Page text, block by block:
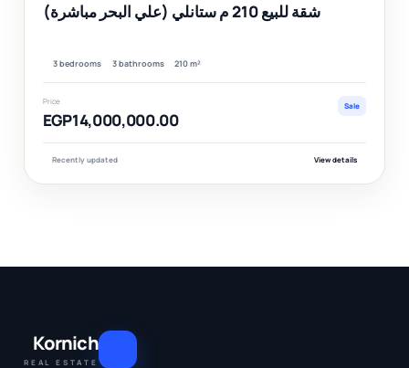
شقة للبيع 210 م ستانلي (علي البحر مباشرة)
3 bedrooms 3 bathrooms 210 m²
Price
EGP14,000,000.00
Sale
Recently updated View details
Kornich
REAL ESTATE